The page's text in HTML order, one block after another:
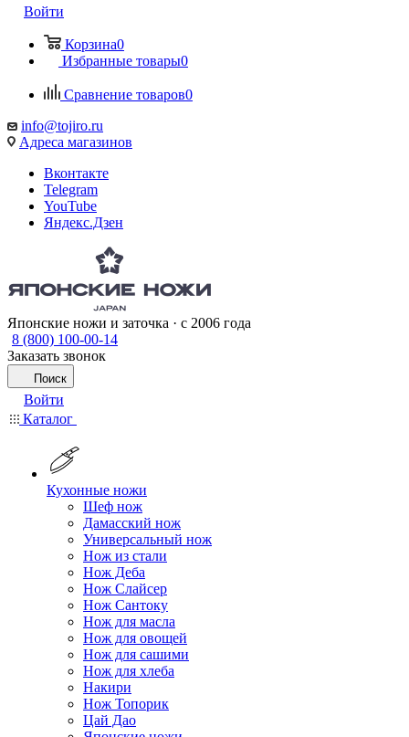
Войти
Корзина0
Избранные товары0
Сравнение товаров0
info@tojiro.ru
Адреса магазинов
Вконтакте
Telegram
YouTube
Яндекс.Дзен
Японские ножи и заточка · с 2006 года
8 (800) 100-00-14
Заказать звонок
Поиск
Войти
Каталог
Кухонные ножи
Шеф нож
Дамасский нож
Универсальный нож
Нож из стали
Нож Деба
Нож Слайсер
Нож Сантоку
Нож для масла
Нож для овощей
Нож для сашими
Нож для хлеба
Накири
Нож Топорик
Цай Дао